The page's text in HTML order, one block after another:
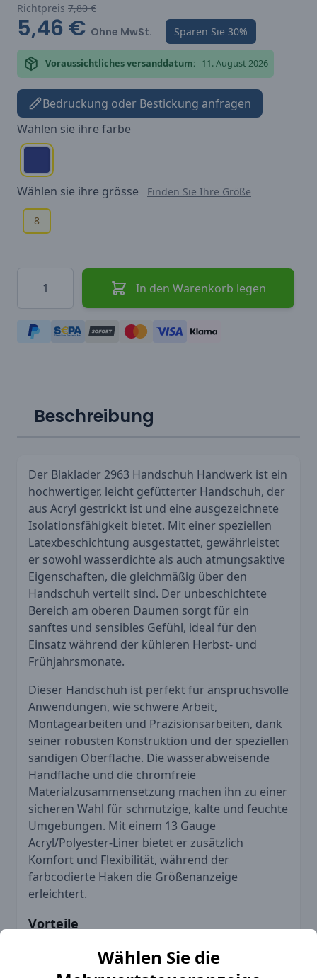
Wählen Sie die
Richtpreis 7,80 €
5,46 € Ohne MwSt. Sparen Sie 30%
Voraussichtliches versanddatum: 11. August 2026
Bedruckung oder Bestickung anfragen
Wählen sie ihre farbe
Wählen sie ihre grösse Finden Sie Ihre Größe
8
In den Warenkorb legen
Beschreibung
Der Blaklader 2963 Handschuh Handwerk ist ein
hochwertiger, leicht gefütterter Handschuh, der
aus Acryl gestrickt ist und eine ausgezeichnete
Isolationsfähigkeit bietet. Mit einer speziellen
Latexbeschichtung ausgestattet, gewährleistet
er sowohl wasserdichte als auch atmungsaktive
Eigenschaften, die gleichmäßig über den
Handschuh verteilt sind. Der unbeschichtete
Bereich am oberen Daumen sorgt für ein
sanftes und sensibles Gefühl, ideal für den
Einsatz während der kühleren Herbst- und
Frühjahrsmonate.
Dieser Handschuh ist perfekt für anspruchsvolle
Anwendungen, wie schwere Arbeit,
Montagearbeiten und Präzisionsarbeiten, dank
seiner robusten Konstruktion und der speziellen
sandigen Oberfläche. Die wasserabweisende
Handfläche und die chromfreie
Materialzusammensetzung machen ihn zu einer
sicheren Wahl für schmutzige, kalte und feuchte
Umgebungen. Mit einem 13 Gauge
Acryl/Polyester-Liner bietet er zusätzlich
Komfort und Flexibilität, während der
farbcodierte Haken die Größenanzeige
erleichtert.
Vorteile
Hohe Isolationsfähigkeit für kalte
Umgebungen